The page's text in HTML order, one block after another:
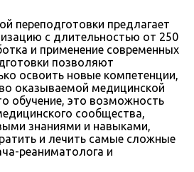
переподготовки предлагает
с длительностью от 250
и применение современных
позволяют
освоить новые компетенции,
оказываемой медицинской
обучение, это возможность
сообщества,
знаниями и навыками,
и лечить самые сложные
реаниматолога и